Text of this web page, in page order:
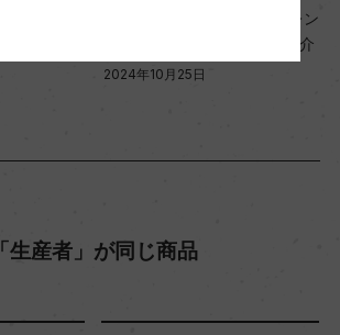
『ジャパン・ワイン・チャレン
ジ 2024』受賞ワインのご紹介
2024年10月25日
「生産者」が同じ商品